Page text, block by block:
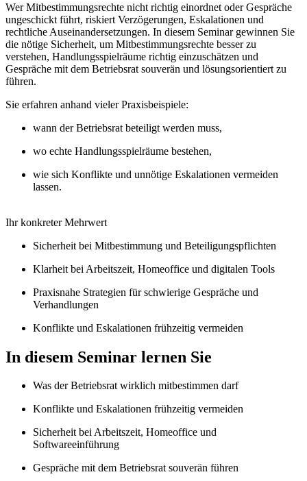
Wer Mitbestimmungsrechte nicht richtig einordnet oder Gespräche
ungeschickt führt, riskiert Verzögerungen, Eskalationen und
rechtliche Auseinandersetzungen. In diesem Seminar gewinnen Sie
die nötige Sicherheit, um Mitbestimmungsrechte besser zu
verstehen, Handlungsspielräume richtig einzuschätzen und
Gespräche mit dem Betriebsrat souverän und lösungsorientiert zu
führen.
Sie erfahren anhand vieler Praxisbeispiele:
wann der Betriebsrat beteiligt werden muss,
wo echte Handlungsspielräume bestehen,
wie sich Konflikte und unnötige Eskalationen vermeiden
lassen.
Ihr konkreter Mehrwert
Sicherheit bei Mitbestimmung und Beteiligungspflichten
Klarheit bei Arbeitszeit, Homeoffice und digitalen Tools
Praxisnahe Strategien für schwierige Gespräche und
Verhandlungen
Konflikte und Eskalationen frühzeitig vermeiden
In diesem Seminar lernen Sie
Was der Betriebsrat wirklich mitbestimmen darf
Konflikte und Eskalationen frühzeitig vermeiden
Sicherheit bei Arbeitszeit, Homeoffice und
Softwareeinführung
Gespräche mit dem Betriebsrat souverän führen